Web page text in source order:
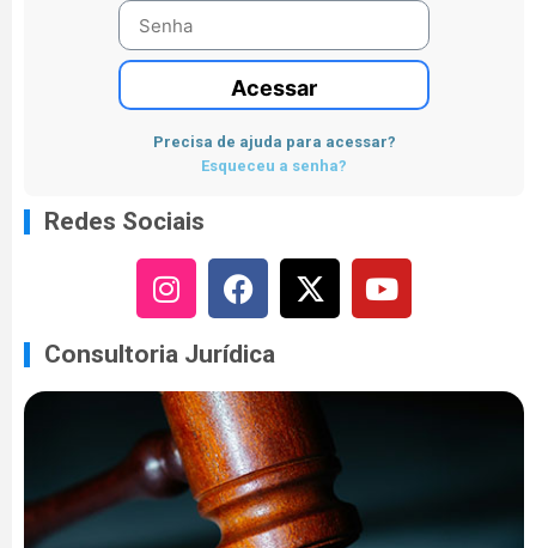
Acessar
Precisa de ajuda para acessar?
Esqueceu a senha?
Redes Sociais
Consultoria Jurídica